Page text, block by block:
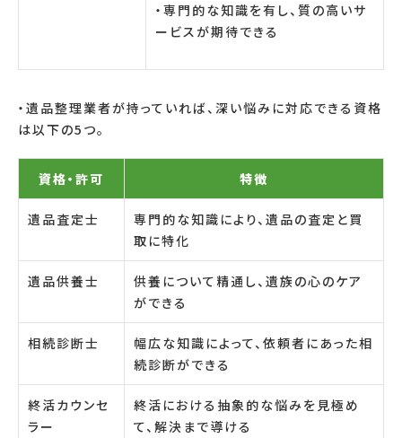
・専門的な知識を有し、質の高いサ
ービスが期待できる
・遺品整理業者が持っていれば、深い悩みに対応できる資格
は以下の5 つ。
資格・許可 特徴
遺品査定士
専門的な知識により、遺品の査定と買
取に特化
遺品供養士
供養について精通し、遺族の心のケア
ができる
相続診断士
幅広な知識によって、依頼者にあった相
続診断ができる
終活カウンセ
ラー
終活における抽象的な悩みを見極め
て、解決まで導ける